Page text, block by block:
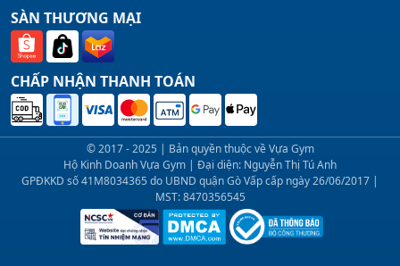
SÀN THƯƠNG MẠI
CHẤP NHẬN THANH TOÁN
© 2017 - 2025 | Bản quyền thuộc về Vựa Gym
Hộ Kinh Doanh Vựa Gym | Đại diện: Nguyễn Thị Tú Anh
GPĐKKD số 41M8034365 do UBND quận Gò Vấp cấp ngày 26/06/2017 |
MST: 8470356545